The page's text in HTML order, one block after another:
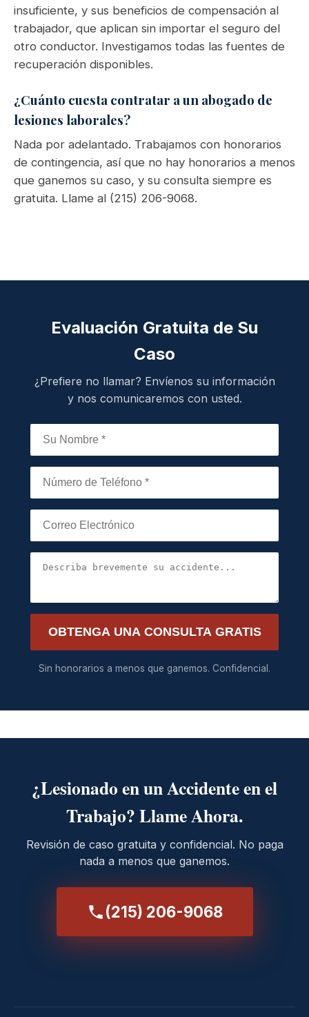
insuficiente, y sus beneficios de compensación al
trabajador, que aplican sin importar el seguro del
otro conductor. Investigamos todas las fuentes de
recuperación disponibles.
¿Cuánto cuesta contratar a un abogado de
lesiones laborales?
Nada por adelantado. Trabajamos con honorarios
de contingencia, así que no hay honorarios a menos
que ganemos su caso, y su consulta siempre es
gratuita. Llame al (215) 206-9068.
Evaluación Gratuita de Su
Caso
¿Prefiere no llamar? Envíenos su información
y nos comunicaremos con usted.
OBTENGA UNA CONSULTA GRATIS
Sin honorarios a menos que ganemos. Confidencial.
¿Lesionado en un Accidente en el
Trabajo? Llame Ahora.
Revisión de caso gratuita y confidencial. No paga
nada a menos que ganemos.
(215) 206-9068